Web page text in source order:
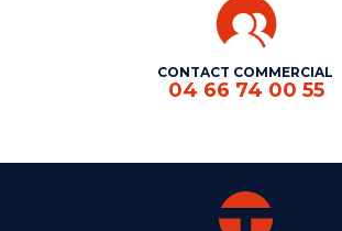
CONTACT COMMERCIAL
04 66 74 00 55